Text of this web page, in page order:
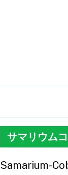
サマリウム
Samarium-